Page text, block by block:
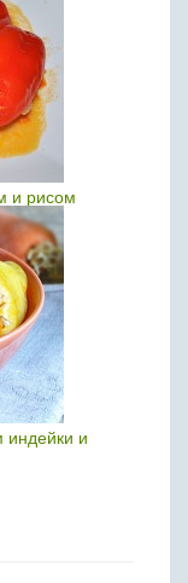
и рисом
и